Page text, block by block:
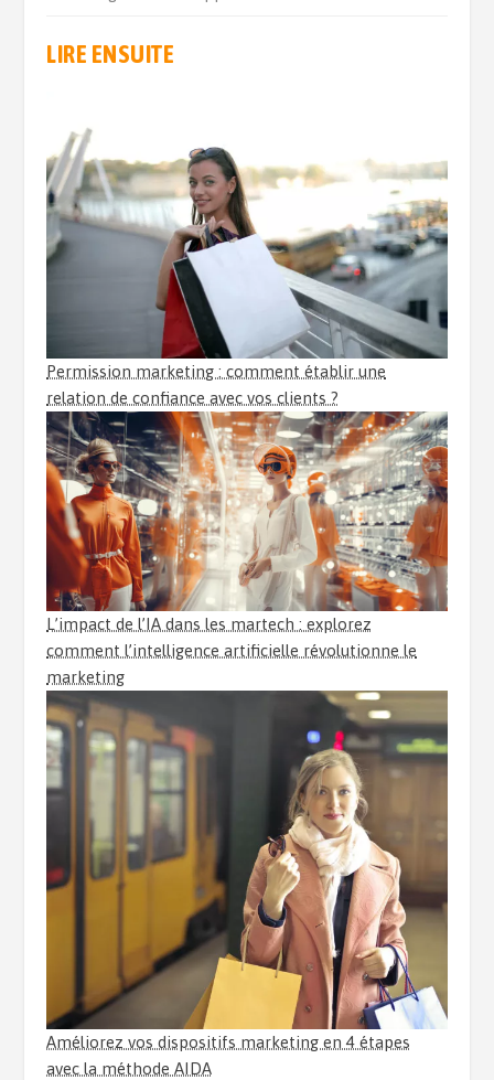
LIRE ENSUITE
Permission marketing : comment établir une
relation de confiance avec vos clients ?
L’impact de l’IA dans les martech : explorez
comment l’intelligence artificielle révolutionne le
marketing
Améliorez vos dispositifs marketing en 4 étapes
avec la méthode AIDA